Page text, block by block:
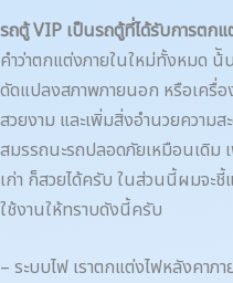
รถตู้ VIP เป็นรถตู้ที่ได้รับการตก
คำว่าตกแต่งภายในใหม่ทั้งหมด น้ั
ดัดแปลงสภาพภายนอก หรือเครื่
สวยงาม และเพิ่มสิ่งอำนวยความ
สมรรถนะรถปลอดภัยเหมือนเดิม
เก่า ก็สวยได้ครับ ในส่วนนี้ผมจะ
ใช้งานให้ทราบดังนี้ครับ
– ระบบไฟ เราตกแต่งไฟหลังคาภ